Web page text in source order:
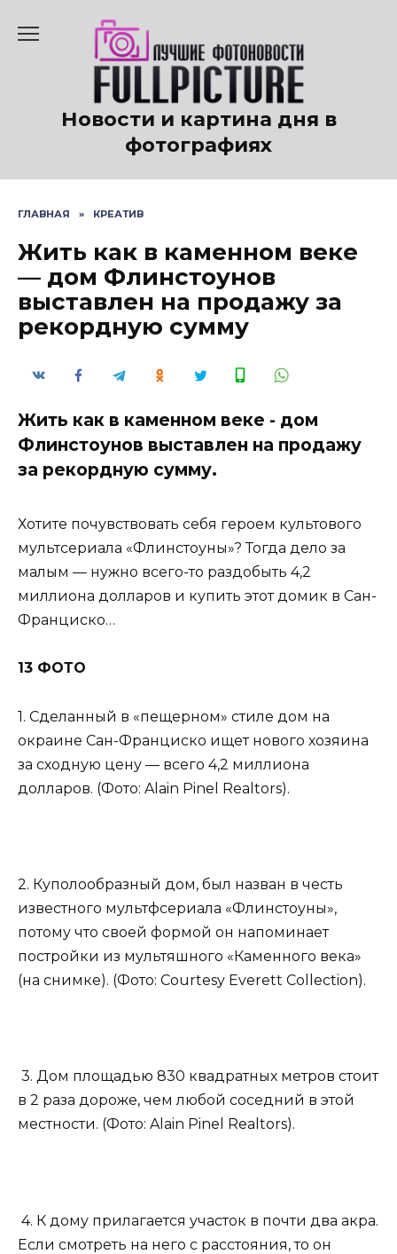
содержанию
Новости и картина дня в
фотографиях
ГЛАВНАЯ » КРЕАТИВ
Жить как в каменном веке
— дом Флинстоунов
выставлен на продажу за
рекордную сумму
Жить как в каменном веке - дом
Флинстоунов выставлен на продажу
за рекордную сумму.
Хотите почувствовать себя героем культового
мультсериала «Флинстоуны»? Тогда дело за
малым — нужно всего-то раздобыть 4,2
миллиона долларов и купить этот домик в Сан-
Франциско…
13 ФОТО
1. Сделанный в «пещерном» стиле дом на
окраине Сан-Франциско ищет нового хозяина
за сходную цену — всего 4,2 миллиона
долларов. (Фото: Alain Pinel Realtors).
2. Куполообразный дом, был назван в честь
известного мультфсериала «Флинстоуны»,
потому что своей формой он напоминает
постройки из мультяшного «Каменного века»
(на снимке). (Фото: Courtesy Everett Collection).
3. Дом площадью 830 квадратных метров стоит
в 2 раза дороже, чем любой соседний в этой
местности. (Фото: Alain Pinel Realtors).
4. К дому прилагается участок в почти два акра.
Если смотреть на него с расстояния, то он